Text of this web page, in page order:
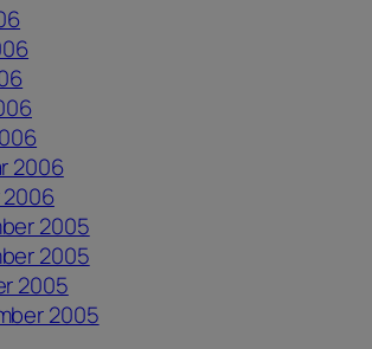
2006
2005
2005
2005
2005